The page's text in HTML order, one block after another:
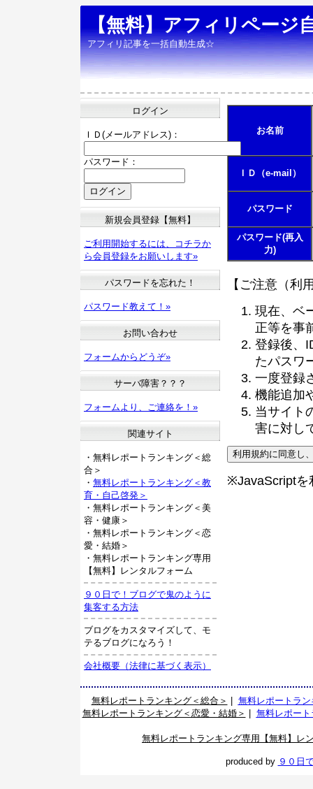
【無料】アフィリページ
アフィリ記事を一括自動生成☆
お名前
ＩＤ（e-mail）
パスワード
パスワード(再入
力)
【ご注意（利
現在、ベ
正等を事
登録後、
たパスワ
一度登録
機能追加
当サイト
害に対し
※JavaScriptを
ログイン
ＩＤ(メールアドレス)：
パスワード：
新規会員登録【無料】
ご利用開始するには、コチラか
ら会員登録をお願いします»
パスワードを忘れた！
パスワード教えて！»
お問い合わせ
フォームからどうぞ»
サーバ障害？？？
フォームより、ご連絡を！»
関連サイト
・無料レポートランキング＜総
合＞
・ 無料レポートランキング＜教
育・自己啓発＞
・無料レポートランキング＜美
容・健康＞
・無料レポートランキング＜恋
愛・結婚＞
・無料レポートランキング専用
【無料】レンタルフォーム
９０日で！ブログで鬼のように
集客する方法
ブログをカスタマイズして、モ
テるブログになろう！
会社概要（法律に基づく表示）
無料レポートランキング＜総合＞
無料レポートラ
無料レポートランキング＜恋愛・結婚＞
無料レポー
無料レポートランキング専用【無料】レ
produced by ９０日